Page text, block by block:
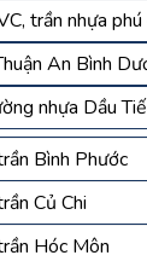
trần nhựa phú
An Bình
nhựa Dầu
Bình Phước
Củ Chi
Hóc Môn